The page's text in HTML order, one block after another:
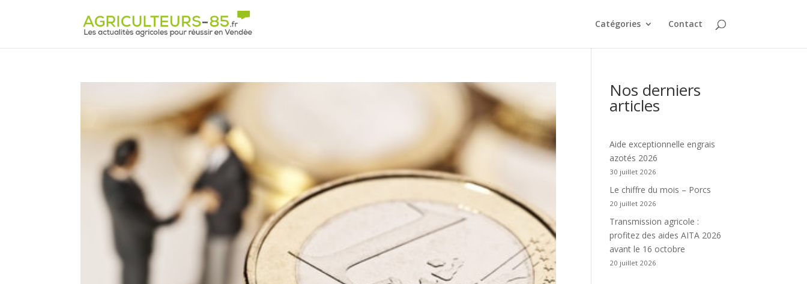
Catégories Contact
Nos derniers
articles
Aide exceptionnelle engrais
azotés 2026
30 juillet 2026
Le chiffre du mois – Porcs
20 juillet 2026
Transmission agricole :
profitez des aides AITA 2026
avant le 16 octobre
20 juillet 2026